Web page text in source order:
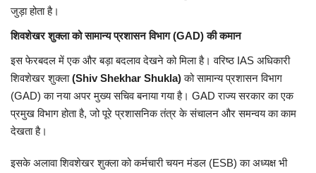
जुड़ा होता है।
शिवशेखर शुक्ला को सामान्य प्रशासन विभाग (GAD) की कमान
इस फेरबदल में एक और बड़ा बदलाव देखने को मिला है। वरिष्ठ IAS अधिकारी
शिवशेखर शुक्ला(Shiv Shekhar Shukla)को सामान्य प्रशासन विभाग
(GAD) का नया अपर मुख्य सचिव बनाया गया है। GAD राज्य सरकार का एक
प्रमुख विभाग होता है, जो पूरे प्रशासनिक तंत्र के संचालन और समन्वय का काम
देखता है।
इसके अलावा शिवशेखर शुक्ला को कर्मचारी चयन मंडल (ESB) का अध्यक्ष भी